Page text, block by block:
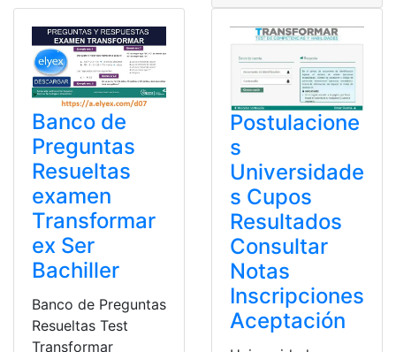
Banco de
Preguntas
Resueltas
examen
Transformar
ex Ser
Bachiller
Banco de Preguntas
Resueltas Test
Transformar
Postulacione
s
Universidade
s Cupos
Resultados
Consultar
Notas
Inscripciones
Aceptación